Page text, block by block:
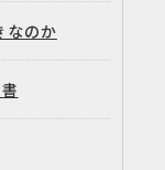
なのか